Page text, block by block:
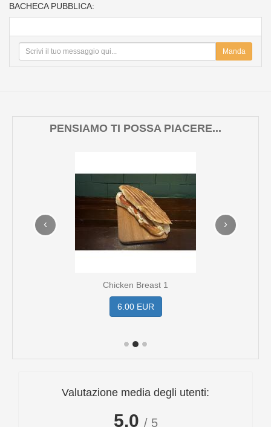
BACHECA PUBBLICA:
Manda
PENSIAMO TI POSSA PIACERE...
Chicken Breast 1
6.00 EUR
‹ ›
Valutazione media degli utenti:
5.0 / 5